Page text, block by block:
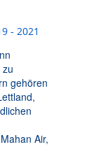
- 2021
gehören
Air,